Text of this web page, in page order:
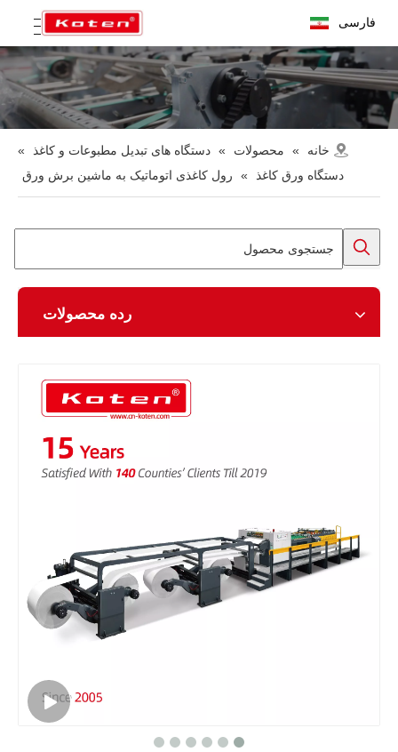
فارسی
خانه » محصولات » دستگاه های تبدیل مطبوعات و کاغذ
»
دستگاه ورق کاغذ
» رول کاغذی اتوماتیک به ماشین برش ورق
رده محصولات